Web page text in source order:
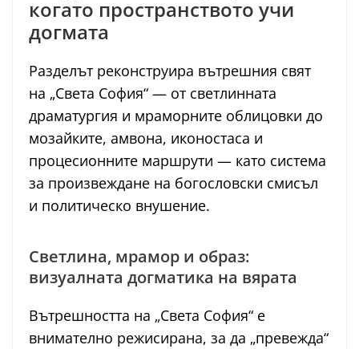
когато пространството учи
догмата
Разделът реконструира вътрешния свят
на „Света София“ — от светлинната
драматургия и мраморните облицовки до
мозайките, амвона, иконостаса и
процесионните маршрути — като система
за произвеждане на богословски смисъл
и политическо внушение.
Светлина, мрамор и образ:
визуалната догматика на вярата
Вътрешността на „Света София“ е
внимателно режисирана, за да „превежда“